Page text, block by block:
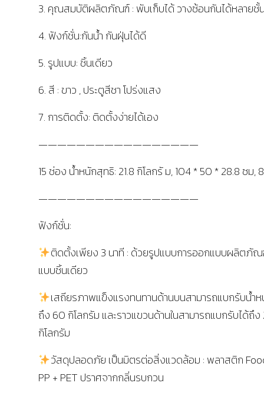
3. คุณสมบัติผลิตภัณฑ์ : พับเก็บได้ วางซ้อนกันได้หลายชั้
4. ฟังก์ชั่น:กันน้ำ กันฝุ่นได้ดี
5. รูปแบบ: ชิ้นเดียว
6. สี : ขาว , ประตูสีชา โปร่งแสง
7. การติดตั้ง: ติดตั้งง่ายได้เอง
—————————————————
15 ช่อง น้ำหนักสุทธิ: 21.8 กิโลกรั ม, 104 * 50 * 28.8 ซม,
—————————————————
ฟังก์ชั่น:
ติดตั้งเพียง 3 นาที : ด้วยรูปแบบการออกแบบผลิตภัณ
แบบชิ้นเดียว
เสถียรภาพแข็งแรงทนทานด้านบนสามารถแบกรับน้ำ
ถึง 60 กิโลกรัม และราวแขวนด้านในสามารถแบกรับได้ถึ
กิโลกรัม
วัสดุปลอดภัย เป็นมิตรต่อสิ่งแวดล้อม : พลาสติก
PP + PET ปราศจากกลิ่นรบกวน